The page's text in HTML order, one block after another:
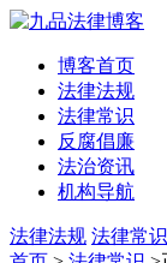
博客首页
法律法规
法律常识
反腐倡廉
法治资讯
机构导航
法律法规 法律常识